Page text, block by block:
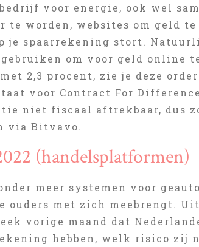
voor energie, ook wel
te worden, websites om geld
je spaarrekening stort.
om voor geld online
2,3 procent, zie je deze
voor Contract For
niet fiscaal aftrekbaar, dus
via Bitvavo.
(handelsplatformen)
meer systemen voor
ouders met zich meebrengt.
vorige maand dat
hebben, welk risico